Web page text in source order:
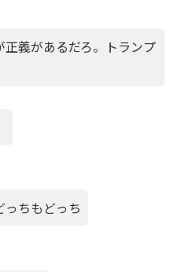
正義があるだろ。トランプ
っちもどっち